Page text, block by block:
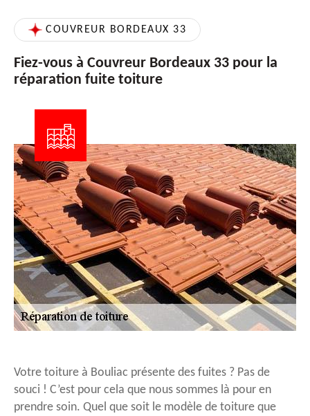
COUVREUR BORDEAUX 33
Fiez-vous à Couvreur Bordeaux 33 pour la
réparation fuite toiture
Votre toiture à Bouliac présente des fuites ? Pas de
souci ! C’est pour cela que nous sommes là pour en
prendre soin. Quel que soit le modèle de toiture que